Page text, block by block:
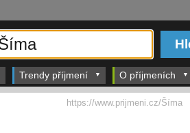
Trendy příjmení O příjmeních
https://www.prijmeni.cz/Šíma